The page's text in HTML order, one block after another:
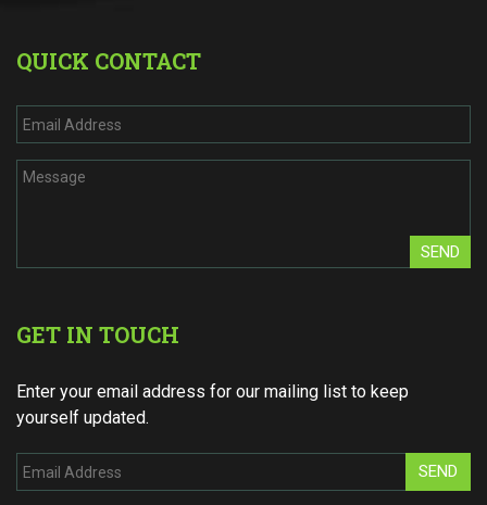
QUICK CONTACT
SEND
GET IN TOUCH
Enter your email address for our mailing list to keep
yourself updated.
SEND